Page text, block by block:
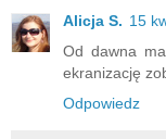
Alicja S. 15
Od dawna
ekranizację
Odpowiedz